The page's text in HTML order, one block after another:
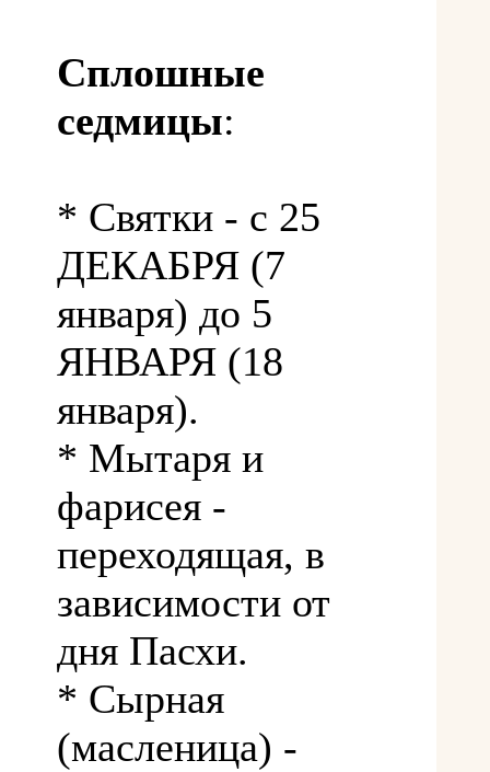
Сплошные
седмицы:
* Святки - с 25
ДЕКАБРЯ (7
января) до 5
ЯНВАРЯ (18
января).
* Мытаря и
фарисея -
переходящая, в
зависимости от
дня Пасхи.
* Сырная
(масленица) -